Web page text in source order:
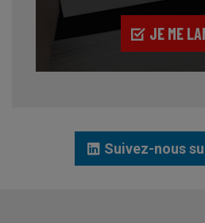
JE ME
Suivez-nous